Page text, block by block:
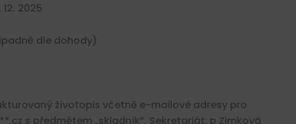
2025
dle dohody)
životopis včetně e-mailové adresy pro
s předmětem „skladník”. Sekretariát: p Zimková